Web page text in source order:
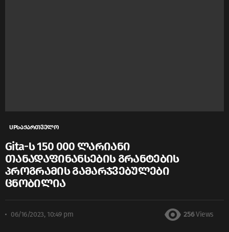
UPსაქართველო
Gita-ს 150 000 ლარიანი
თანადაფინანსების გრანტების
პროგრამის გამარჯვებულები
ცნობილია
06/16/2023, 10:49 pm 256 Views